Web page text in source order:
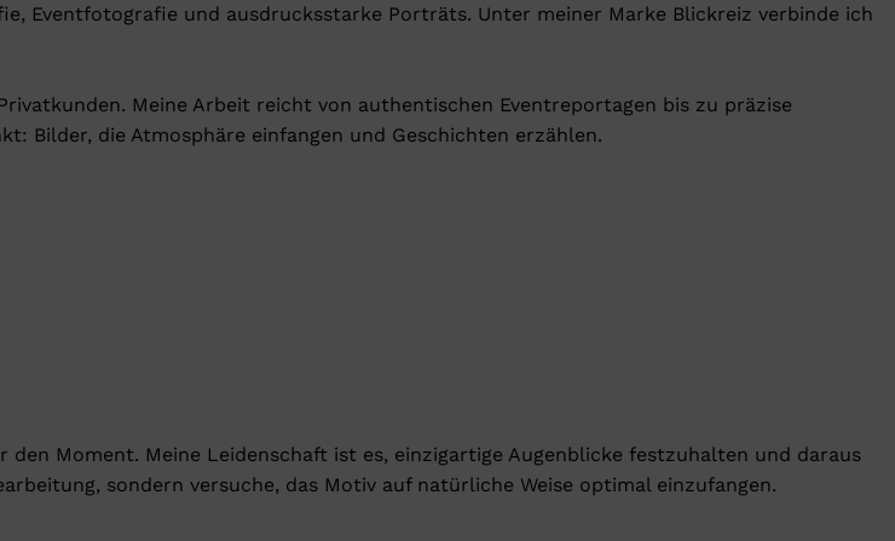
Eventfotografie und ausdrucksstarke Porträts. Unter meiner Marke Blickreiz verbinde ich
Meine Arbeit reicht von authentischen Eventreportagen bis zu präzise
Bilder, die Atmosphäre einfangen und Geschichten erzählen.
Moment. Meine Leidenschaft ist es, einzigartige Augenblicke festzuhalten und daraus
sondern versuche, das Motiv auf natürliche Weise optimal einzufangen.